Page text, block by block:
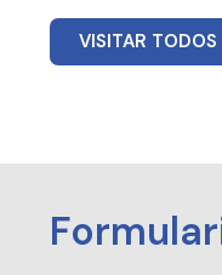
VISITAR